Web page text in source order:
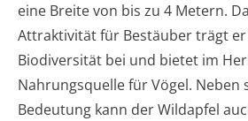
eine Breite von bis zu 4 Metern.
Attraktivität für Bestäuber trägt
Biodiversität bei und bietet im
Nahrungsquelle für Vögel. Neben
Bedeutung kann der Wildapfel